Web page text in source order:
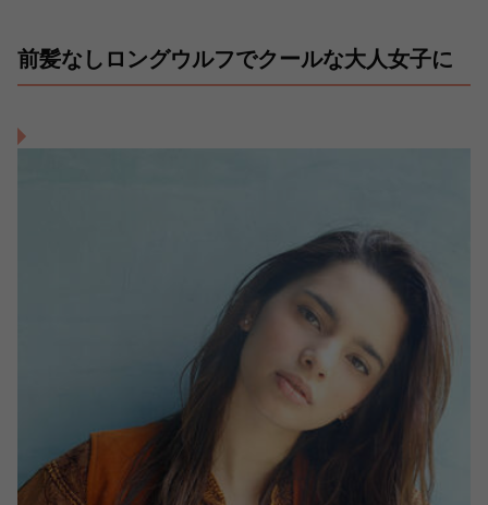
前髪なしロングウルフでクールな大人女子に